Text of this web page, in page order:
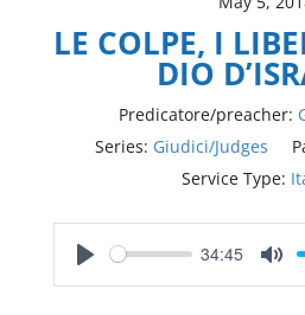
LE COLPE, I
DIO
Predicatore/preacher:
Series: Giudici/Judges
Service Type:
Play
34:45